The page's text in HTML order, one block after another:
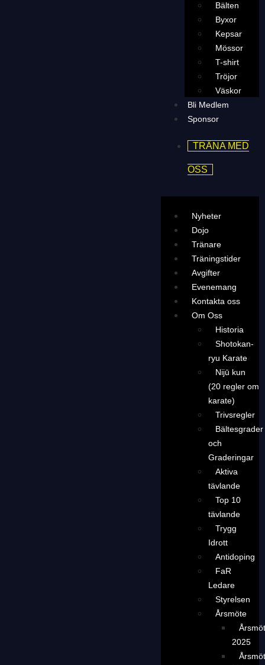
Bälten
Byxor
Kepsar
Mössor
T-shirt
Tröjor
Väskor
Bli Medlem
Sponsor
TRÄNA MED
OSS
Nyheter
Dojo
Tränare
Träningstider
Avgifter
Evenemang
Kontakta oss
Om Oss
Historia
Shotokan-
ryu Karate
Nijū kun
(20 regler om
karate)
Trivsregler
Bältesgrader
och
Graderingar
Aktiva
tävlande
Top 10
tävlande
Trygg
Idrott
Antidoping
FaR
Ledare
Styrelsen
Årsmöte
2025